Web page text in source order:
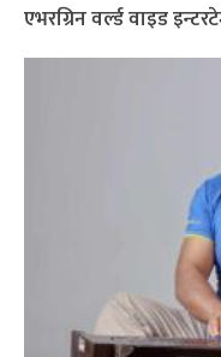
एभरग्रिन वर्ल्ड वाइड